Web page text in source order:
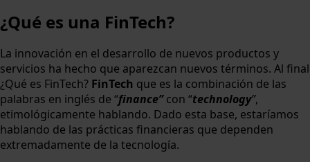
¿Qué es una FinTech?
La innovación en el desarrollo de nuevos productos y
servicios ha hecho que aparezcan nuevos términos. Al final
¿Qué es FinTech? FinTech que es la combinación de las
palabras en inglés de “finance”con “technology”,
etimológicamente hablando. Dado esta base, estaríamos
hablando de las prácticas financieras que dependen
extremadamente de la tecnología.